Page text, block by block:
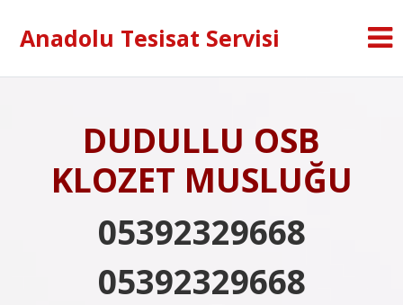
Anadolu Tesisat Servisi
DUDULLU OSB
KLOZET MUSLUĞU
05392329668
05392329668